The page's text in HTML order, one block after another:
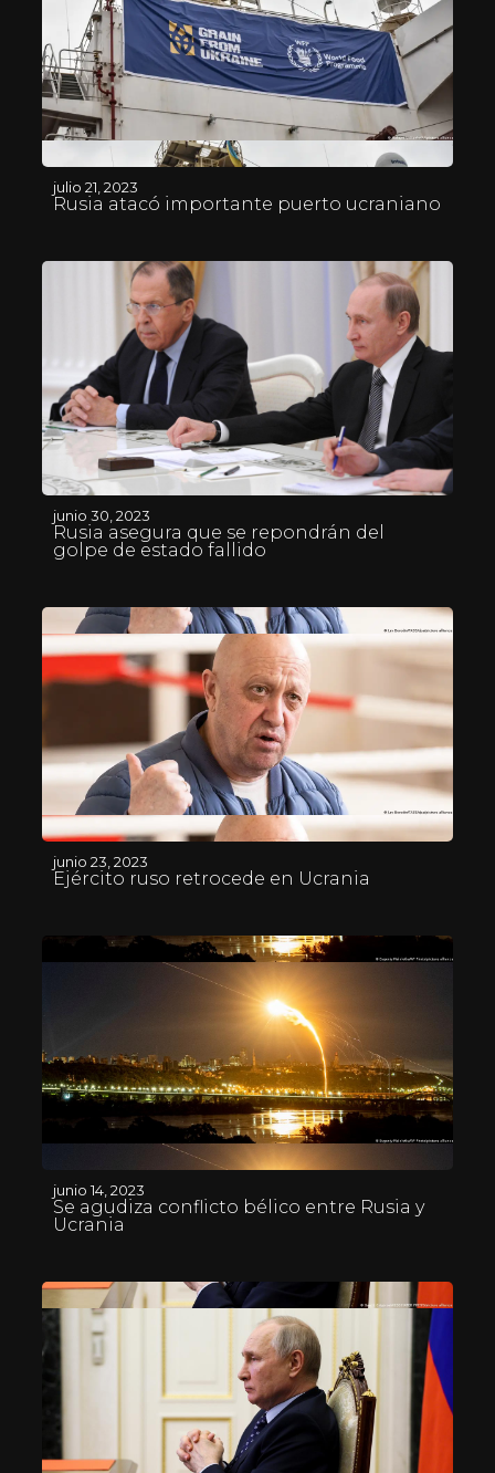
julio 21, 2023
Rusia atacó importante puerto ucraniano
junio 30, 2023
Rusia asegura que se repondrán del
golpe de estado fallido
junio 23, 2023
Ejército ruso retrocede en Ucrania
junio 14, 2023
Se agudiza conflicto bélico entre Rusia y
Ucrania